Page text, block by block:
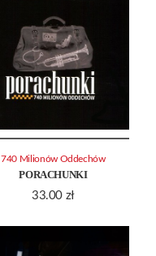
PORACHUNKI
33.00 zł
740 Milionów Oddechów